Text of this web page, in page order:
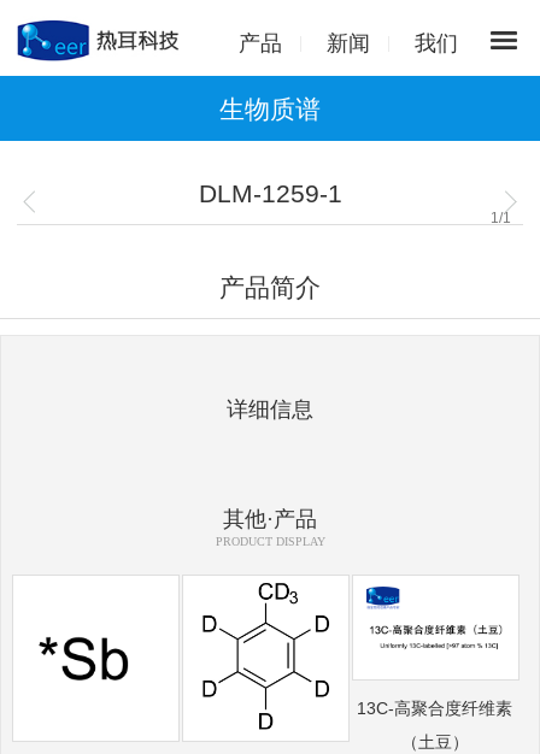
产品 新闻 我们
生物质谱
DLM-1259-1
1 /1
产品简介
详细信息
其他·产品
PRODUCT DISPLAY
13C-高聚合度纤维素
（土豆）